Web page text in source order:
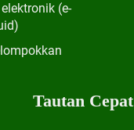
(e-
Tautan Cepat